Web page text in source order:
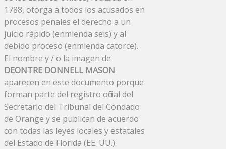
1788, otorga a todos los acusados ​​en
procesos penales el derecho a un
juicio rápido (enmienda seis) y al
debido proceso (enmienda catorce).
El nombre y / o la imagen de
DEONTRE DONNELL MASON
aparecen en este documento porque
forman parte del registro oficial del
Secretario del Tribunal del Condado
de Orange y se publican de acuerdo
con todas las leyes locales y estatales
del Estado de Florida (EE. UU.).